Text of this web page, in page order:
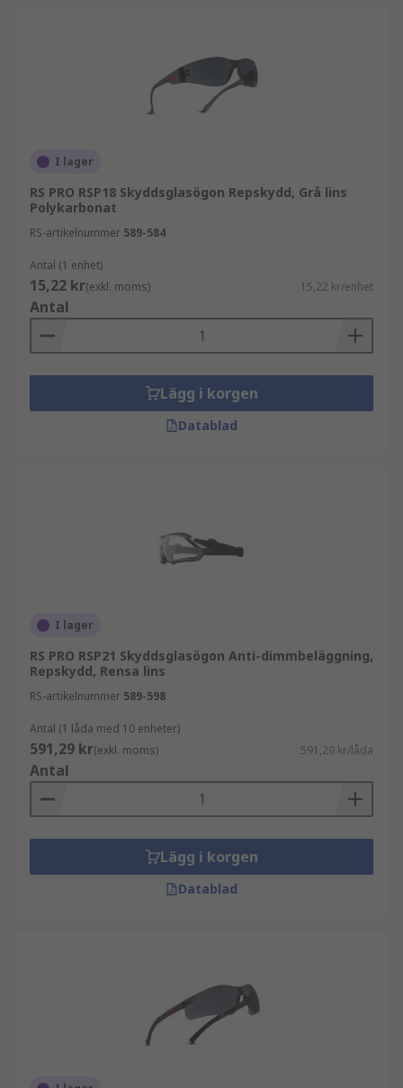
I lager
RS PRO RSP18 Skyddsglasögon Repskydd, Grå lins
Polykarbonat
RS-artikelnummer 589-584
Antal (1 enhet)
15,22 kr(exkl. moms) 15,22 kr/enhet
Antal
Lägg i korgen
Datablad
I lager
RS PRO RSP21 Skyddsglasögon Anti-dimmbeläggning,
Repskydd, Rensa lins
RS-artikelnummer 589-598
Antal (1 låda med 10 enheter)
591,29 kr(exkl. moms) 591,29 kr/låda
Antal
Lägg i korgen
Datablad